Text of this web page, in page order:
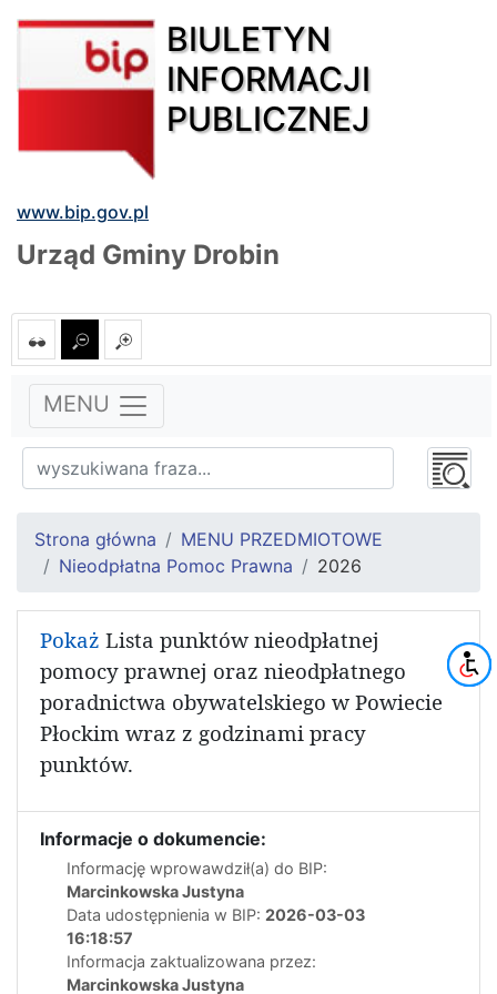
BIULETYN
INFORMACJI
PUBLICZNEJ
www.bip.gov.pl
Urząd Gminy Drobin
MENU
Strona główna
MENU PRZEDMIOTOWE
Nieodpłatna Pomoc Prawna
2026
Pokaż Lista punktów nieodpłatnej
pomocy prawnej oraz nieodpłatnego
poradnictwa obywatelskiego w Powiecie
Płockim wraz z godzinami pracy
punktów.
Informacje o dokumencie:
Informację wprowawdził(a) do BIP:
Marcinkowska Justyna
Data udostępnienia w BIP: 2026-03-03
16:18:57
Informacja zaktualizowana przez:
Marcinkowska Justyna